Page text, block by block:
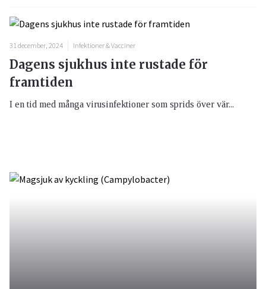
31 december, 2024 Infektioner & Vacciner
Dagens sjukhus inte rustade för
framtiden
I en tid med många virusinfektioner som sprids över vär...